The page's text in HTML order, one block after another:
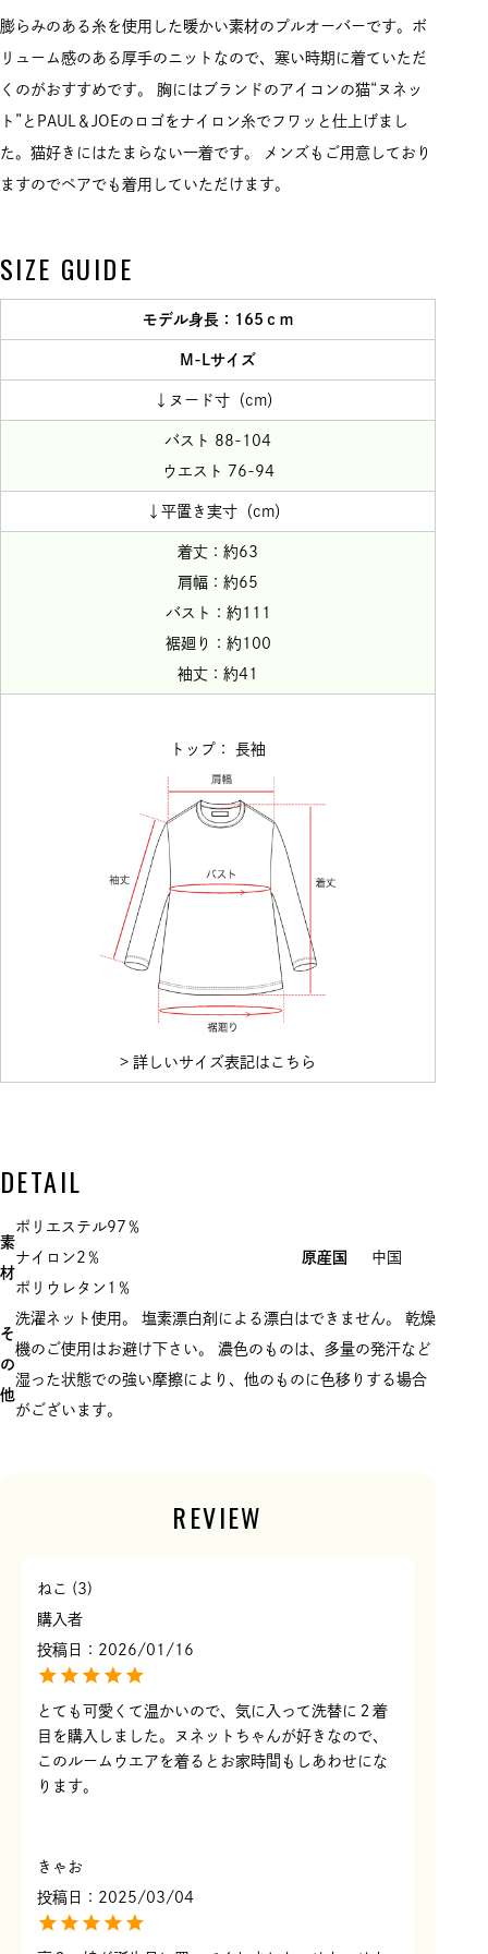
膨らみのある糸を使用した暖かい素材のプルオーバーです。ボ
リューム感のある厚手のニットなので、寒い時期に着ていただ
くのがおすすめです。 胸にはブランドのアイコンの猫“ヌネッ
ト”とPAUL＆JOEのロゴをナイロン糸でフワッと仕上げまし
た。猫好きにはたまらない一着です。 メンズもご用意しており
ますのでペアでも着用していただけます。
SIZE GUIDE
モデル身長：165ｃｍ
M-Lサイズ
↓ヌード寸（cm）
バスト 88-104
ウエスト 76-94
↓平置き実寸（cm）
着丈：約63
肩幅：約65
バスト：約111
裾廻り：約100
袖丈：約41
トップ： 長袖
> 詳しいサイズ表記はこちら
DETAIL
素
材
ポリエステル97％
ナイロン2％
ポリウレタン1％
原産国 中国
そ
の
他
洗濯ネット使用。 塩素漂白剤による漂白はできません。 乾燥
機のご使用はお避け下さい。 濃色のものは、多量の発汗など
湿った状態での強い摩擦により、他のものに色移りする場合
がございます。
REVIEW
ねこ
3
購入者
投稿日
2026/01/16
とても可愛くて温かいので、気に入って洗替に２着
目を購入しました。ヌネットちゃんが好きなので、
このルームウエアを着るとお家時間もしあわせにな
ります。
きゃお
投稿日
2025/03/04